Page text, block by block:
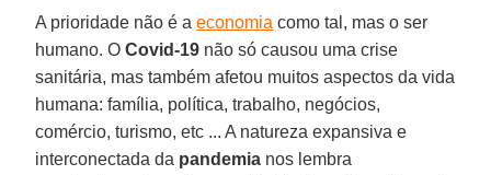
A prioridade não é aeconomia como tal, mas o ser
humano. OCovid-19 não só causou uma crise
sanitária, mas também afetou muitos aspectos da vida
humana: família, política, trabalho, negócios,
comércio, turismo, etc ... A natureza expansiva e
interconectada da pandemia nos lembra